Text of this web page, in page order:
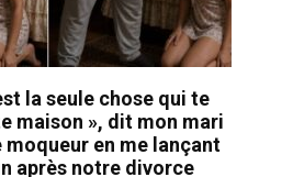
la seule chose qui te
maison », dit mon mari
moqueur en me lançant
après notre divorce